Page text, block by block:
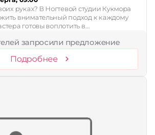
руках? В Ногтевой студии Кукмора
внимательный подход к каждому
готовы воплотить в…
запросили предложение
Подробнее